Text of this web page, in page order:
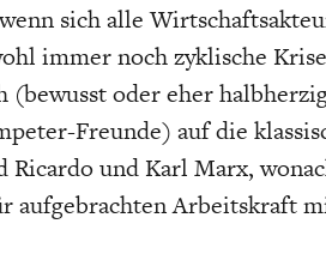
sich alle
immer noch zyklische
oder eher
Freunde) auf die
Ricardo und Karl Marx,
aufgebrachten Arbeitskraft